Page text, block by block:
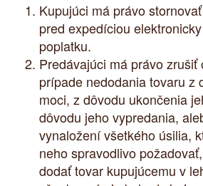
Kupujúci má právo
pred expedíciou
poplatku.
Predávajúci má právo zrušiť
prípade nedodania tovaru z
moci, z dôvodu ukončenia
dôvodu jeho vypredania,
vynaložení všetkého úsilia,
neho spravodlivo
dodať tovar kupujúcemu v